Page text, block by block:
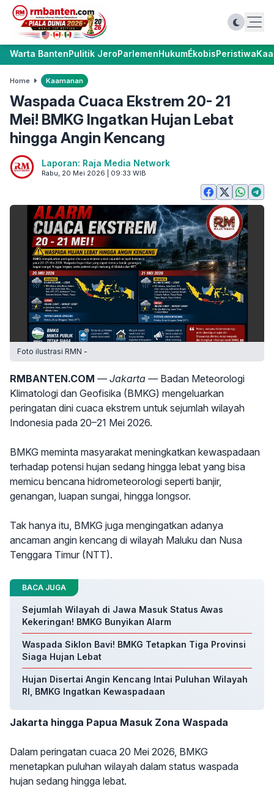
Warta BantenPulitik JeroParlemenHukumÉkobisPeristiwa
Home Kaamanan
Waspada Cuaca Ekstrem 20- 21
Mei! BMKG Ingatkan Hujan Lebat
hingga Angin Kencang
Laporan: Raja Media Network
Rabu, 20 Mei 2026 | 09:33 WIB
Foto ilustrasi RMN -
RMBANTEN.COM — Jakarta — Badan Meteorologi
Klimatologi dan Geofisika (BMKG) mengeluarkan
peringatan dini cuaca ekstrem untuk sejumlah wilayah
Indonesia pada 20–21 Mei 2026.
BMKG meminta masyarakat meningkatkan kewaspadaan
terhadap potensi hujan sedang hingga lebat yang bisa
memicu bencana hidrometeorologi seperti banjir,
genangan, luapan sungai, hingga longsor.
Tak hanya itu, BMKG juga mengingatkan adanya
ancaman angin kencang di wilayah Maluku dan Nusa
Tenggara Timur (NTT).
BACA JUGA
Sejumlah Wilayah di Jawa Masuk Status Awas
Kekeringan! BMKG Bunyikan Alarm
Waspada Siklon Bavi! BMKG Tetapkan Tiga Provinsi
Siaga Hujan Lebat
Hujan Disertai Angin Kencang Intai Puluhan Wilayah
RI, BMKG Ingatkan Kewaspadaan
Jakarta hingga Papua Masuk Zona Waspada
Dalam peringatan cuaca 20 Mei 2026, BMKG
menetapkan puluhan wilayah dalam status waspada
hujan sedang hingga lebat.